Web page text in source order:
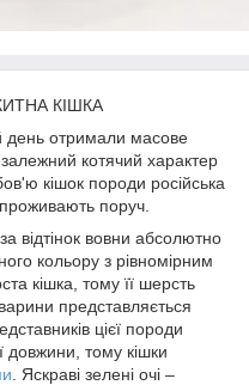
КІШКА
день отримали масове
котячий характер
кішок породи російська
поруч.
відтінок вовни абсолютно
кольору з рівномірним
кішка, тому її шерсть
представляється
цієї породи
довжини, тому кішки
. Яскраві зелені очі –